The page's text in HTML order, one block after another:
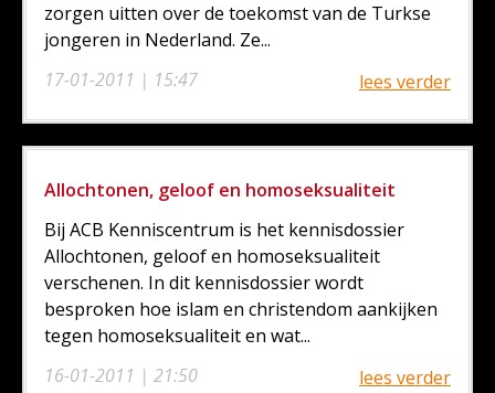
17-01-2011 | 15:47
zorgen uitten over de toekomst van de Turkse
jongeren in Nederland. Ze...
lees verder
Allochtonen, geloof en homoseksualiteit
16-01-2011 | 21:50
Bij ACB Kenniscentrum is het kennisdossier
Allochtonen, geloof en homoseksualiteit
verschenen. In dit kennisdossier wordt
besproken hoe islam en christendom aankijken
tegen homoseksualiteit en wat...
lees verder